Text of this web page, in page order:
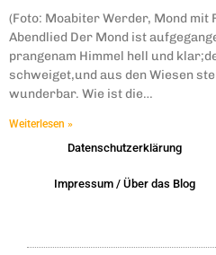
(Foto: Moabiter Werder, Mond mit
Abendlied Der Mond ist
prangenam Himmel hell und
schweiget,und aus den Wiesen
wunderbar. Wie ist die…
Weiterlesen »
Datenschutzerklärung
Impressum / Über das Blog